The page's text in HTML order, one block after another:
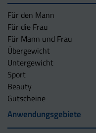
Für den Mann
Für die Frau
Für Mann und Frau
Übergewicht
Untergewicht
Sport
Beauty
Gutscheine
Anwendungsgebiete